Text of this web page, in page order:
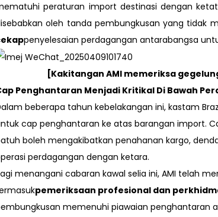
peraturan import destinasi dengan
oleh tanda pembungkusan yang tidak
penyelesaian perdagangan antarabangsa
[Kakitangan AMI memeriksa
Penghantaran Menjadi Kritikal Di Bawah
beberapa tahun kebelakangan ini, kastam
cap penghantaran ke atas barangan import.
boleh mengakibatkan penahanan kargo,
perdagangan dengan ketara.
menangani cabaran kawal selia ini, AMI telah
pemeriksaan profesional dan
memenuhi piawaian penghantaran